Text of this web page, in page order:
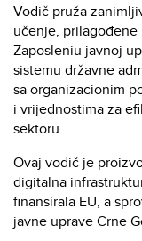
Vodič pruža
učenje,
Zaposleniu javnoj
sistemu državne
sa organizacionim
i vrijednostima za
sektoru.
Ovaj vodič je
digitalna
finansirala EU, a
javne uprave Crne